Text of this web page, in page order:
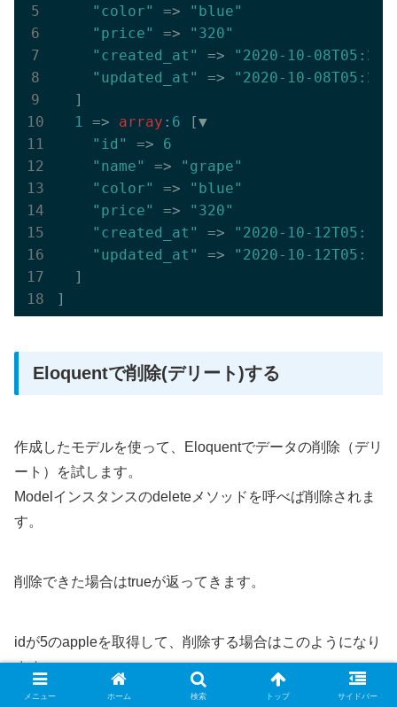
"color"
=>
"blue"
"price"
=>
"320"
"created_at"
=>
"2020-10-
"updated_at"
=>
"2020-10-
  ]
1 => array : 6 [▼
"id"
=> 6
"name"
=>
"grape"
"color"
=>
"blue"
"price"
=>
"320"
"created_at"
=>
"2020-10-
"updated_at"
=>
"2020-10-
  ]
Eloquentで削除(デリート)する
作成したモデルを使って、Eloquentでデータの削除（デリ
ート）を試します。
Modelインスタンスのdeleteメソッドを呼べば削除されま
す。
削除できた場合はtrueが返ってきます。
idが5のappleを取得して、削除する場合はこのようになり
ます。
メニュー ホーム 検索 トップ サイドバー